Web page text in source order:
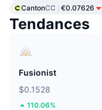
CantonCC €0.07626
Tendances
Fusionist
$0.1528
110.06%